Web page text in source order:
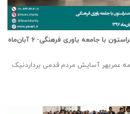
تفاهم‌نامه همکاری شرکت صدراستون با جامعه یاوری فرهنگی- ۶ آبان‌ماه
عمربهر آسایش مردم قدمی برداردنیک